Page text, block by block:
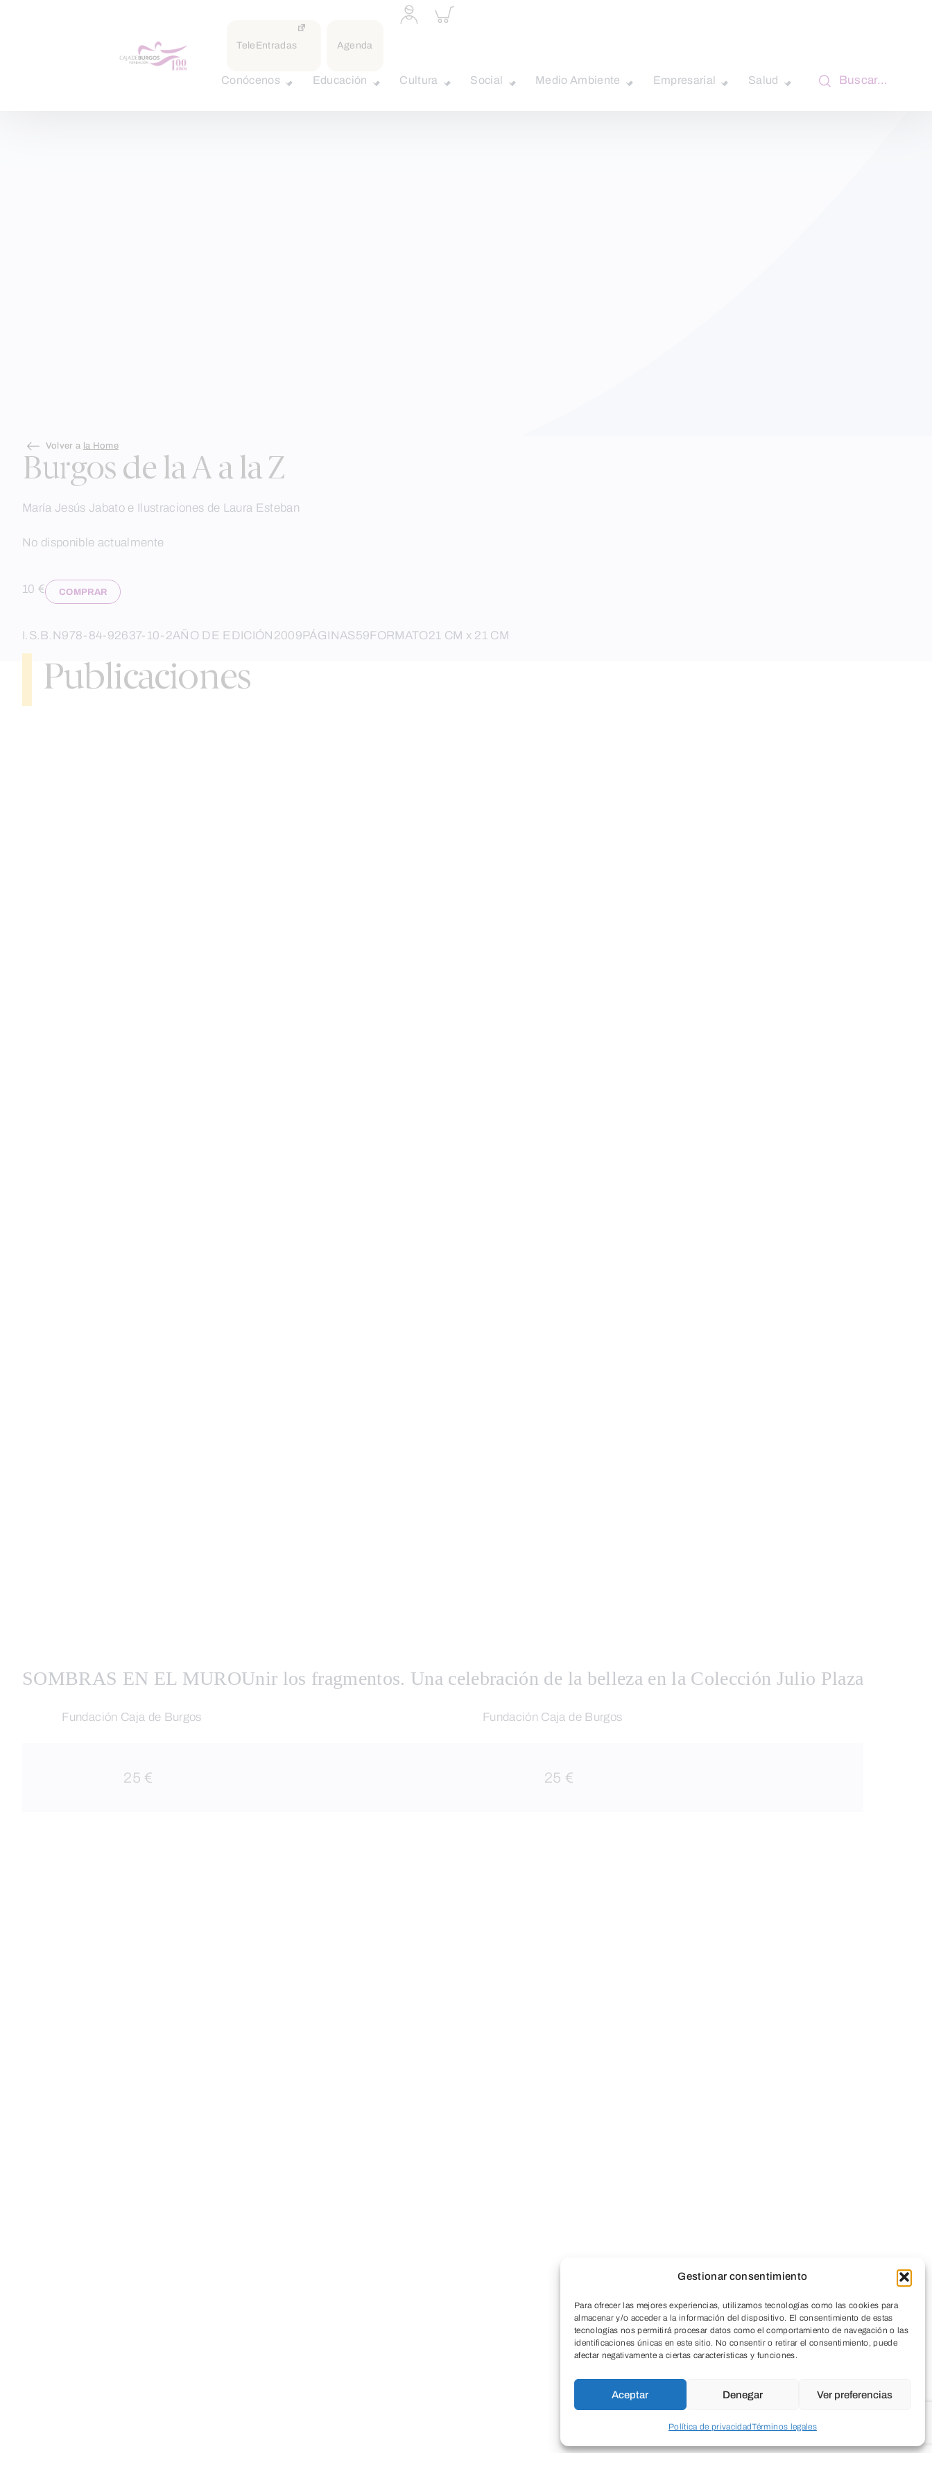
Gestionar consentimiento
Para ofrecer las mejores experiencias, utilizamos tecnologías como las cookies para
almacenar y/o acceder a la información del dispositivo. El consentimiento de estas
tecnologías nos permitirá procesar datos como el comportamiento de navegación o las
identificaciones únicas en este sitio. No consentir o retirar el consentimiento, puede
afectar negativamente a ciertas características y funciones.
Aceptar Denegar Ver preferencias
Política de privacidadTérminos legales
content
TeleEntradas Agenda
Acceder
a
Inspeccionar
carrito
Conócenos Educación Cultura Social Medio Ambiente Empresarial Salud Buscar…
Volver a la Home
Burgos de la A a la Z
María Jesús Jabato e Ilustraciones de Laura Esteban
No disponible actualmente
10 € COMPRAR
I.S.B.N978-84-92637-10-2AÑO DE EDICIÓN 2009PÁGINAS59FORMATO21 CM x 21 CM
Publicaciones
SOMBRAS EN EL MURO
Fundación Caja de Burgos
25 €
Unir los fragmentos. Una celebración de la belleza en la Colección Julio Plaza
Fundación Caja de Burgos
25 €